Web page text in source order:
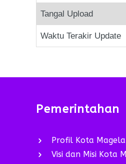
Tangal Upload
Waktu Terakir Update
Pemerintahan
Profil Kota
Visi dan Misi Kota